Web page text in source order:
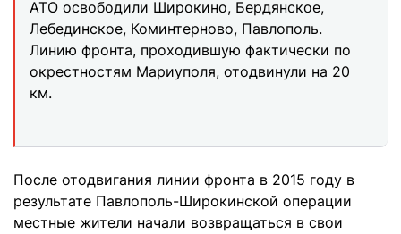
АТО освободили Широкино, Бердянское,
Лебединское, Коминтерново, Павлополь.
Линию фронта, проходившую фактически по
окрестностям Мариуполя, отодвинули на 20
км.
После отодвигания линии фронта в 2015 году в
результате Павлополь-Широкинской операции
местные жители начали возвращаться в свои